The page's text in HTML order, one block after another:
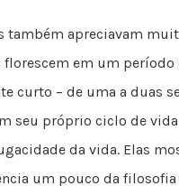
também apreciavam
florescem em um período
curto – de uma a duas
seu próprio ciclo de
da vida. Elas
um pouco da